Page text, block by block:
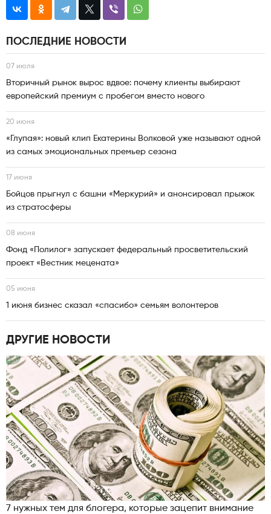
ПОСЛЕДНИЕ НОВОСТИ
07 июля
Вторичный рынок вырос вдвое: почему клиенты выбирают
европейский премиум с пробегом вместо нового
20 июня
«Глупая»: новый клип Екатерины Волковой уже называют одной
из самых эмоциональных премьер сезона
17 июня
Бойцов прыгнул с башни «Меркурий» и анонсировал прыжок
из стратосферы
08 июня
Фонд «Полилог» запускает федеральный просветительский
проект «Вестник мецената»
05 июня
1 июня бизнес сказал «спасибо» семьям волонтеров
ДРУГИЕ НОВОСТИ
7 нужных тем для блогера, которые зацепит внимание